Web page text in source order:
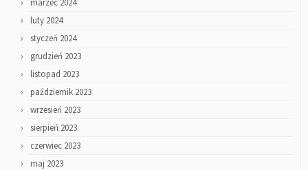
marzec 2024
luty 2024
styczeń 2024
grudzień 2023
listopad 2023
październik 2023
wrzesień 2023
sierpień 2023
czerwiec 2023
maj 2023